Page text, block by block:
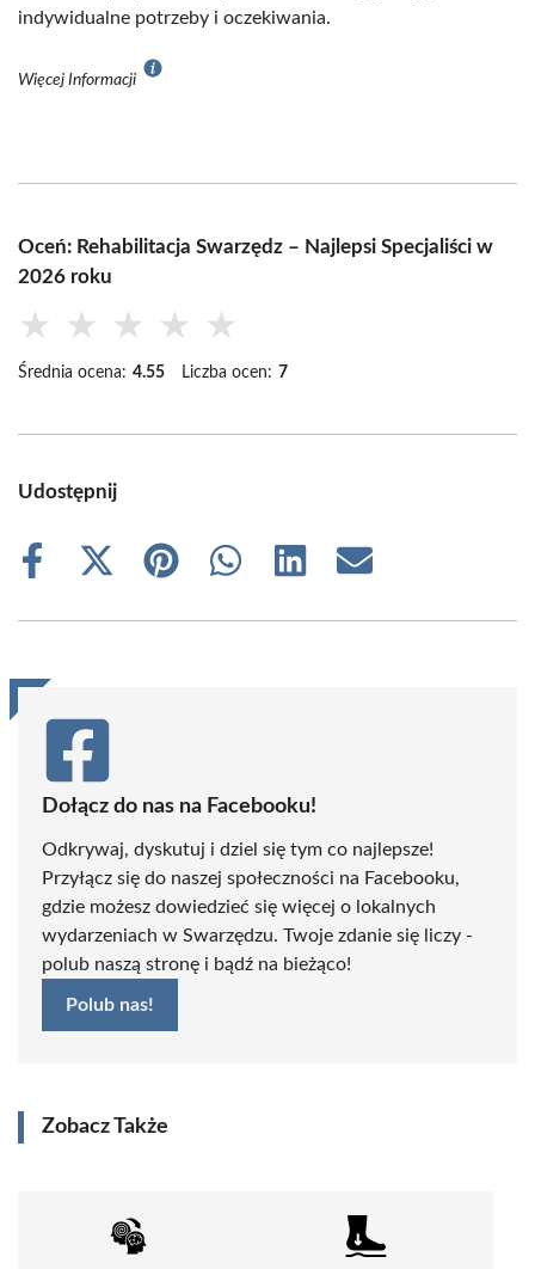
indywidualne potrzeby i oczekiwania.
Więcej Informacji
Oceń: Rehabilitacja Swarzędz – Najlepsi Specjaliści w
2026 roku
★ ★ ★ ★ ★
Średnia ocena: 4.55 Liczba ocen: 7
Udostępnij
Share
Share
(Twitter)
Share
Share
Share
Share
Dołącz do nas na Facebooku!
Odkrywaj, dyskutuj i dziel się tym co najlepsze!
Przyłącz się do naszej społeczności na Facebooku,
gdzie możesz dowiedzieć się więcej o lokalnych
wydarzeniach w Swarzędzu. Twoje zdanie się liczy -
polub naszą stronę i bądź na bieżąco!
Polub nas!
Zobacz Także